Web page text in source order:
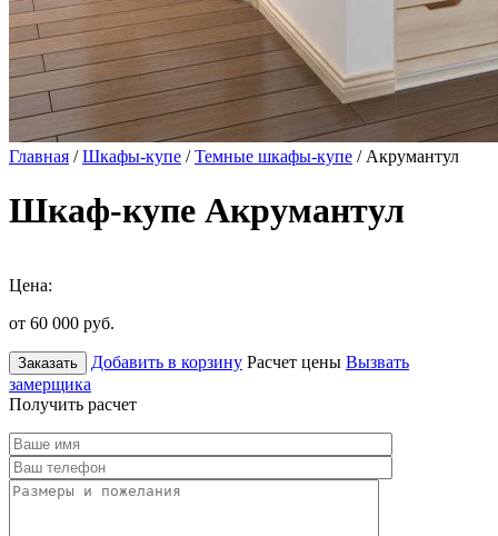
Главная /Шкафы-купе /Темные шкафы-купе / Акрумантул
Шкаф-купе Акрумантул
Цена:
от 60 000 руб.
Заказать Добавить в корзину Расчет цены Вызвать
замерщика
Получить расчет